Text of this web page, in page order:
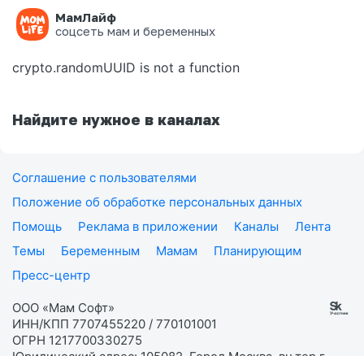
МамЛайф
соцсеть мам и беременных
Ошибка на странице
crypto.randomUUID is not a function
Найдите нужное в каналах
Соглашение с пользователями
Положение об обработке персональных данных
Помощь
Реклама в приложении Каналы
Лента
Темы
Беременным Мамам
Планирующим
Пресс-центр
ООО «Мам Софт»
ИНН/КПП 7707455220 / 770101001
ОГРН 1217700330275